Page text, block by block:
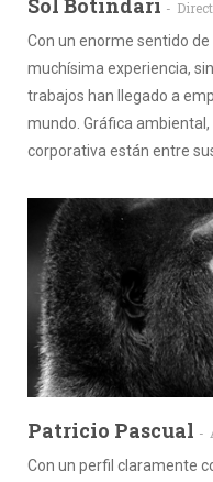
Sol Botindari
Con un enorme sentido
muchísima experiencia,
trabajos han llegado a
mundo. Gráfica
corporativa están entre
Patricio Pascual
Con un perfil claramente